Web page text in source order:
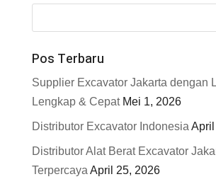
Pos Terbaru
Supplier Excavator Jakarta dengan
Lengkap & Cepat Mei 1, 2026
Distributor Excavator Indonesia
Distributor Alat Berat Excavator
Terpercaya April 25, 2026